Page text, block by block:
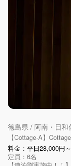
徳島県 / 阿南・日和
【Cottage-A】
料金：平日28,000円～
定員：6名